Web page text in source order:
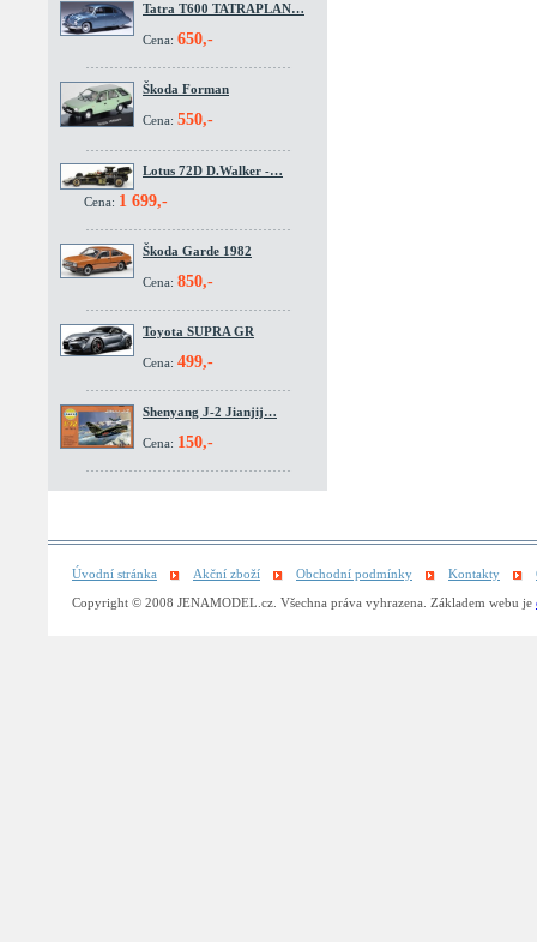
Tatra T600 TATRAPLAN…
Cena: 650,-
Škoda Forman
Cena: 550,-
Lotus 72D D.Walker -…
Cena: 1 699,-
Škoda Garde 1982
Cena: 850,-
Toyota SUPRA GR
Cena: 499,-
Shenyang J-2 Jianjij…
Cena: 150,-
Úvodní stránka Akční zboží Obchodní podmínky Kontakty
Copyright © 2008 JENAMODEL.cz. Všechna práva vyhrazena. Základem webu je